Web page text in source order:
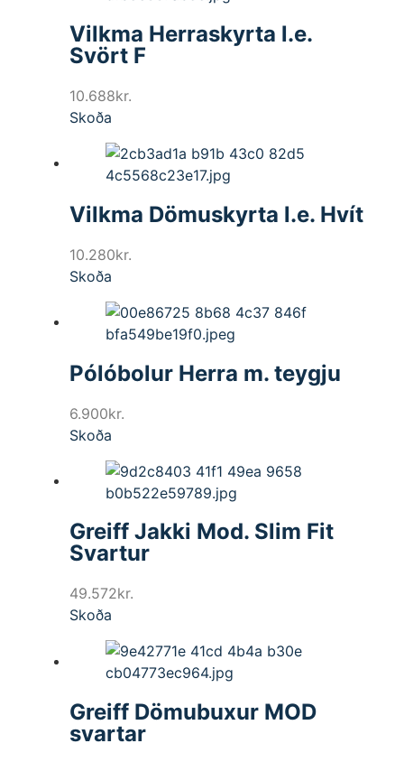
Vilkma Herraskyrta l.e.
Svört F
10.688kr.
Skoða
Vilkma Dömuskyrta l.e. Hvít
10.280kr.
Skoða
Pólóbolur Herra m. teygju
6.900kr.
Skoða
Greiff Jakki Mod. Slim Fit
Svartur
49.572kr.
Skoða
Greiff Dömubuxur MOD
svartar